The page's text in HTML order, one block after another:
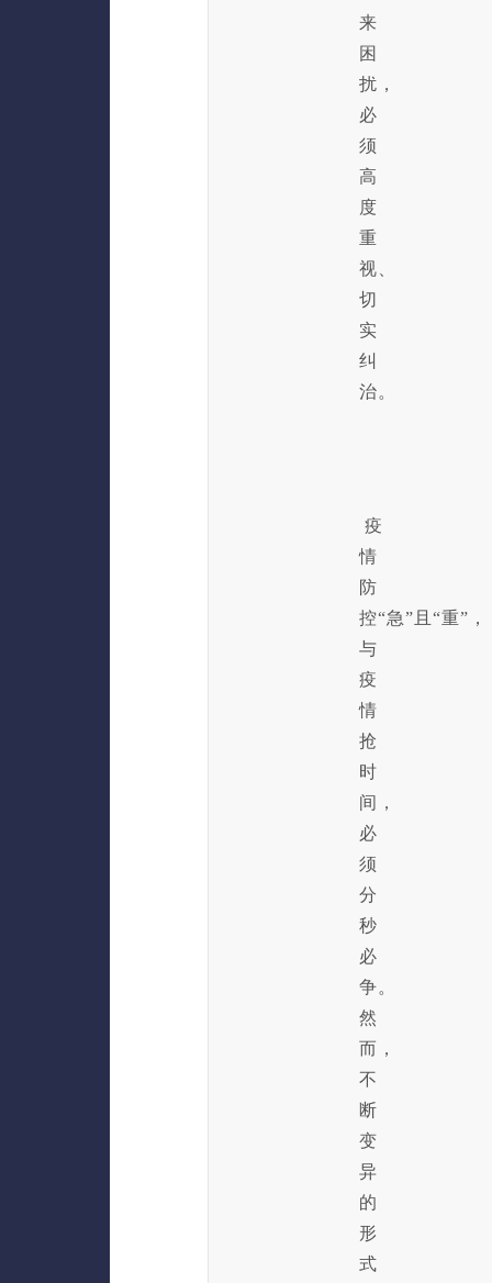
来
困
扰，
必
须
高
度
重
视、
切
实
纠
治。
疫
情
防
控“急”且“重”，
与
疫
情
抢
时
间，
必
须
分
秒
必
争。
然
而，
不
断
变
异
的
形
式